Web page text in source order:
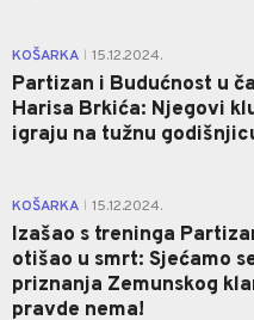
KOŠARKA 15.12.2024.
Partizan i Budućnost u
Harisa Brkića: Njegovi
igraju na tužnu
KOŠARKA 15.12.2024.
Izašao s treninga
otišao u smrt: Sjećamo
priznanja Zemunskog
pravde nema!